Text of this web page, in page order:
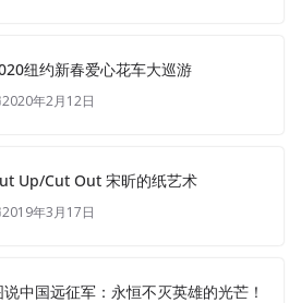
纽约新春爱心花车大巡游
2020年2月12日
Up/Cut Out 宋昕的纸艺术
2019年3月17日
说中国远征军：永恒不灭英雄的光芒！